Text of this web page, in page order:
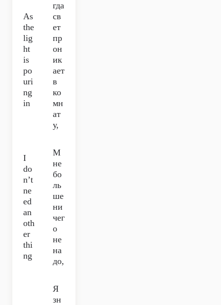
As
the
lig
ht
is
po
uri
ng
in
гда
св
ет
пр
он
ик
ает
в
ко
мн
ат
у,
I
do
n’t
ne
ed
an
oth
er
thi
ng
М
не
бо
ль
ше
ни
чег
о
не
на
до,
Я
зн